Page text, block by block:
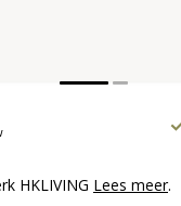
HKLIVING Lees meer.